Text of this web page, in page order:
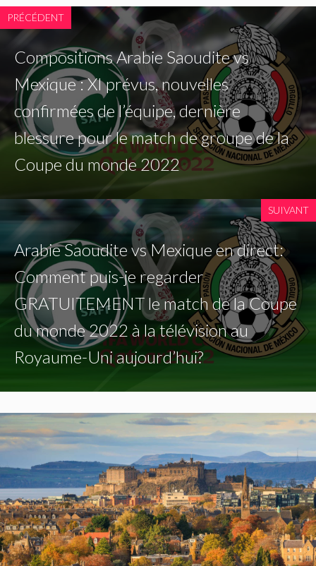
PRÉCÉDENT
Compositions Arabie Saoudite vs
Mexique : XI prévus, nouvelles
confirmées de l’équipe, dernière
blessure pour le match de groupe de la
Coupe du monde 2022
SUIVANT
Arabie Saoudite vs Mexique en direct:
Comment puis-je regarder
GRATUITEMENT le match de la Coupe
du monde 2022 à la télévision au
Royaume-Uni aujourd’hui?